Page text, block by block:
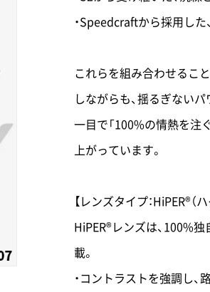
・Speedcraftから採用し
これらを組み合わせるこ
しながらも、揺るぎない
一目で「100%の情熱を注
上がっています。
【レンズタイプ：HiPER®（
HiPER®レンズは、100%
載。
・コントラストを強調し